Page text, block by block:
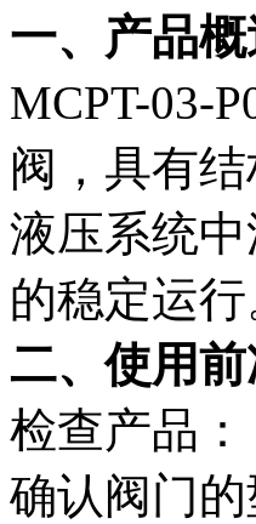
一、产品概
MCPT-03-
阀，具有
液压系统
的稳定运行
二、使用
检查产品：
确认阀门